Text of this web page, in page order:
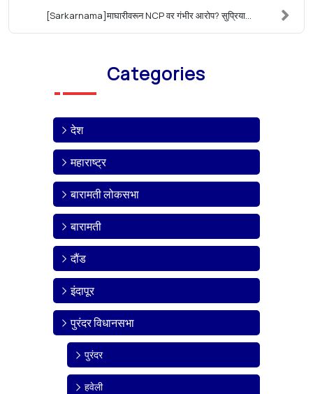
[Sarkarnama]माघारीवरून NCP वर गंभीर आरोप? सुप्रिया...
Categories
देश
महाराष्ट्र
बारामती लोकसभा
बारामती
दौंड
इंदापूर
पुरंदर विधानसभा
पुरंदर
हवेली